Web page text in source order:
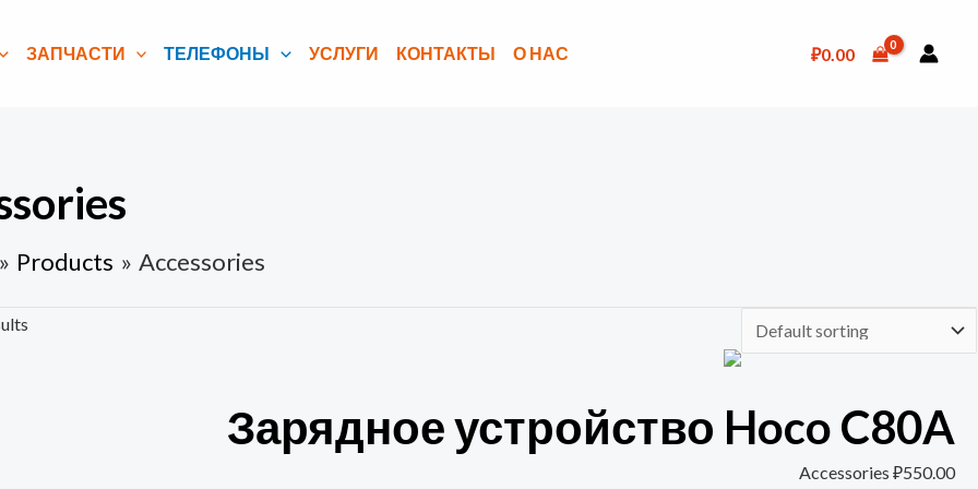
ЗАПЧАСТИ ТЕЛЕФОНЫ УСЛУГИ КОНТАКТЫ О НАС ₽0.00
Products Accessories
Зарядное устройство Hoco C80A
Accessories ₽550.00